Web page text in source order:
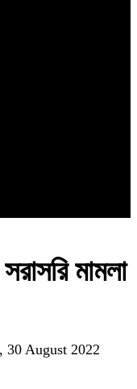
মামলা
30 August 2022